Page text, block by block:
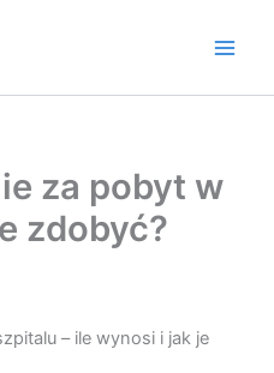
za pobyt w
zdobyć?
– ile wynosi i jak je